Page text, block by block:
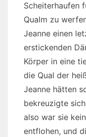
Scheiterhaufen
Qualm zu
Jeanne einen
erstickenden
Körper in eine
die Qual der
Jeanne hätten
bekreuzigte
also war sie
entflohen, und